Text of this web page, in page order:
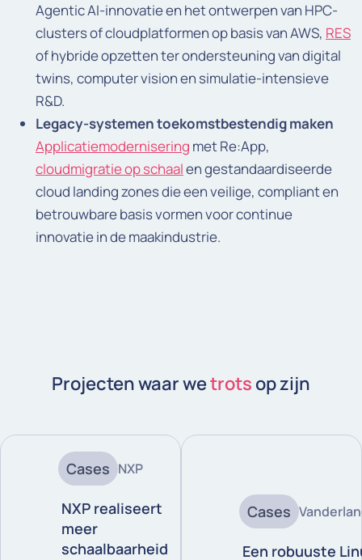
Agentic AI-innovatie en het ontwerpen van HPC-
clusters of cloudplatformen op basis van AWS, RES
of hybride opzetten ter ondersteuning van digital
twins, computer vision en simulatie-intensieve
R&D.
Legacy-systemen toekomstbestendig maken
Applicatiemodernisering met Re:App,
cloudmigratie op schaalen gestandaardiseerde
cloud landing zones die een veilige, compliant en
betrouwbare basis vormen voor continue
innovatie in de maakindustrie.
Projecten waar wetrots op zijn
Cases NXP
NXP realiseert
meer
schaalbaarheid
Cases
Een robuuste